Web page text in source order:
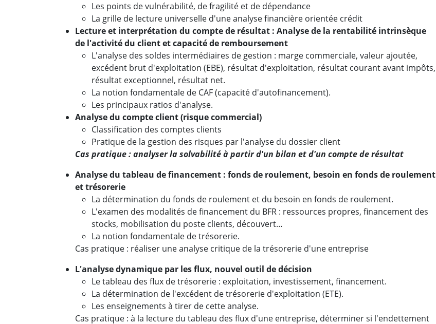
Les points de vulnérabilité, de fragilité et de dépendance
La grille de lecture universelle d'une analyse financière orientée crédit
Lecture et interprétation du compte de résultat : Analyse de la rentabilité intrinsèque
de l'activité du client et capacité de remboursement
L'analyse des soldes intermédiaires de gestion : marge commerciale, valeur ajoutée,
excédent brut d'exploitation (EBE), résultat d'exploitation, résultat courant avant impôts,
résultat exceptionnel, résultat net.
La notion fondamentale de CAF (capacité d'autofinancement).
Les principaux ratios d'analyse.
Analyse du compte client (risque commercial)
Classification des comptes clients
Pratique de la gestion des risques par l'analyse du dossier client
Cas pratique: analyser la solvabilité à partir d'un bilan et d'un compte de résultat
Analyse du tableau de financement : fonds de roulement, besoin en fonds de roulement
et trésorerie
La détermination du fonds de roulement et du besoin en fonds de roulement.
L'examen des modalités de financement du BFR : ressources propres, financement des
stocks, mobilisation du poste clients, découvert…
La notion fondamentale de trésorerie.
Cas pratique : réaliser une analyse critique de la trésorerie d'une entreprise
L'analyse dynamique par les flux, nouvel outil de décision
Le tableau des flux de trésorerie : exploitation, investissement, financement.
La détermination de l'excédent de trésorerie d'exploitation (ETE).
Les enseignements à tirer de cette analyse.
Cas pratique : à la lecture du tableau des flux d'une entreprise, déterminer si l'endettement